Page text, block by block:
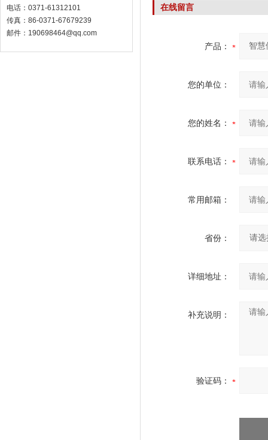
电话：0371-61312101
传真：86-0371-67679239
邮件：190698464@qq.com
在线留言
产品：
您的单位：
您的姓名：
联系电话：
常用邮箱：
省份：
详细地址：
补充说明：
验证码：